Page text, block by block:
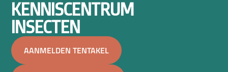
KENNISCENTRUM
INSECTEN
AANMELDEN TENTAKEL